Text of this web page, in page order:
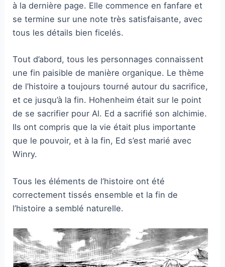
à la dernière page. Elle commence en fanfare et
se termine sur une note très satisfaisante, avec
tous les détails bien ficelés.
Tout d’abord, tous les personnages connaissent
une fin paisible de manière organique. Le thème
de l’histoire a toujours tourné autour du sacrifice,
et ce jusqu’à la fin. Hohenheim était sur le point
de se sacrifier pour Al. Ed a sacrifié son alchimie.
Ils ont compris que la vie était plus importante
que le pouvoir, et à la fin, Ed s’est marié avec
Winry.
Tous les éléments de l’histoire ont été
correctement tissés ensemble et la fin de
l’histoire a semblé naturelle.